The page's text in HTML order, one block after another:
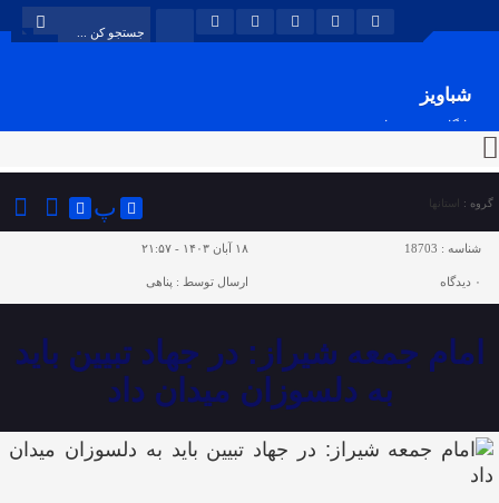
شباویز
پایگاه خبری شباویز
گروه : استانها پ
شناسه : 18703 ۱۸ آبان ۱۴۰۳ - ۲۱:۵۷
۰ دیدگاه ارسال توسط : پناهی
امام جمعه شیراز: در جهاد تبیین باید
به دلسوزان میدان داد